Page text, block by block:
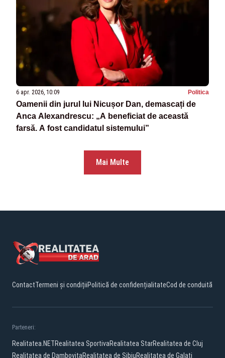
6 apr. 2026, 10:09 Politica
Oamenii din jurul lui Nicușor Dan, demascați de
Anca Alexandrescu: „A beneficiat de această
farsă. A fost candidatul sistemului”
Mai Multe
ContactTermeni și condițiiPolitică de confidențialitateCod de conduită
Parteneri:
Realitatea.NETRealitatea SportivaRealitatea StarRealitatea de Cluj
Realitatea de DambovitaRealitatea de SibiuRealitatea de Galati